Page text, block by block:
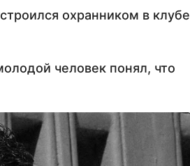
охранником в клубе
человек понял, что